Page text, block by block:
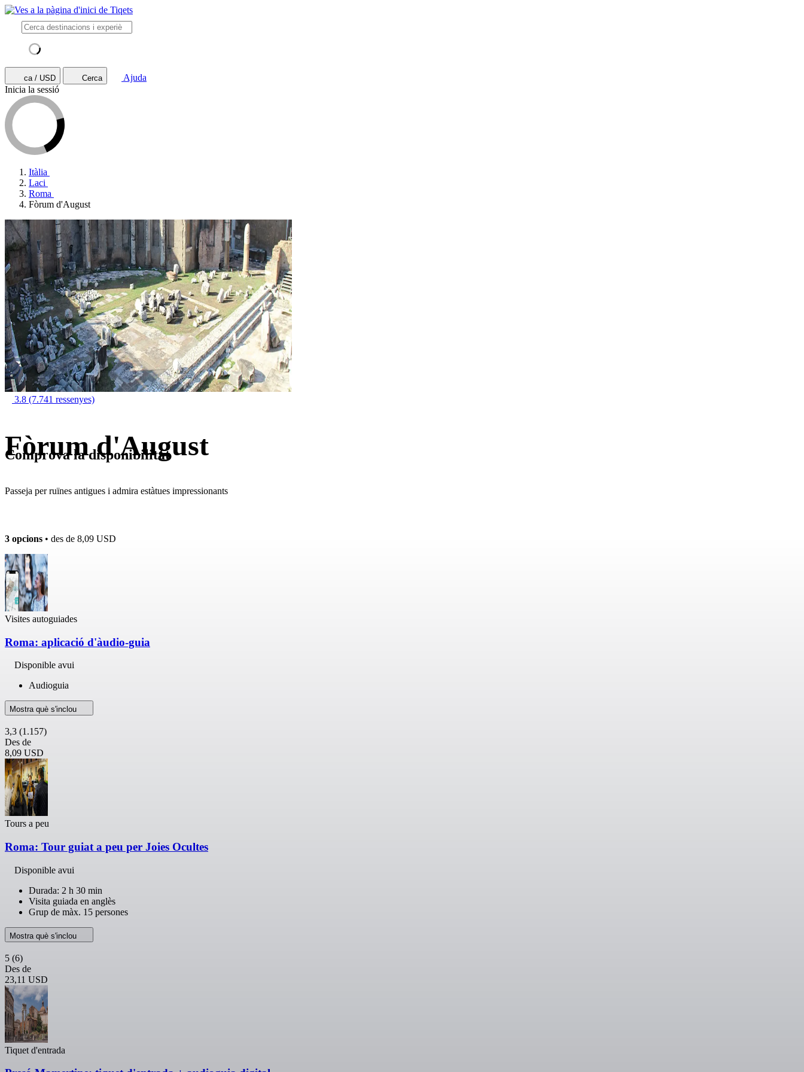
ca / USD Cerca
Ajuda
Inicia la sessió
Itàlia
Laci
Roma
Fòrum d'August
3.8 (7.741 ressenyes)
Fòrum d'August
Passeja per ruïnes antigues i admira estàtues impressionants
Comprova la disponibilitat
3 opcions • des de 8,09 USD
Visites autoguiades
Roma: aplicació d'àudio-guia
Disponible avui
Audioguia
Mostra què s'inclou
3,3 (1.157)
Des de
8,09 USD
Tours a peu
Roma: Tour guiat a peu per Joies Ocultes
Disponible avui
Durada: 2 h 30 min
Visita guiada en anglès
Grup de màx. 15 persones
Mostra què s'inclou
5 (6)
Des de
23,11 USD
Tiquet d'entrada